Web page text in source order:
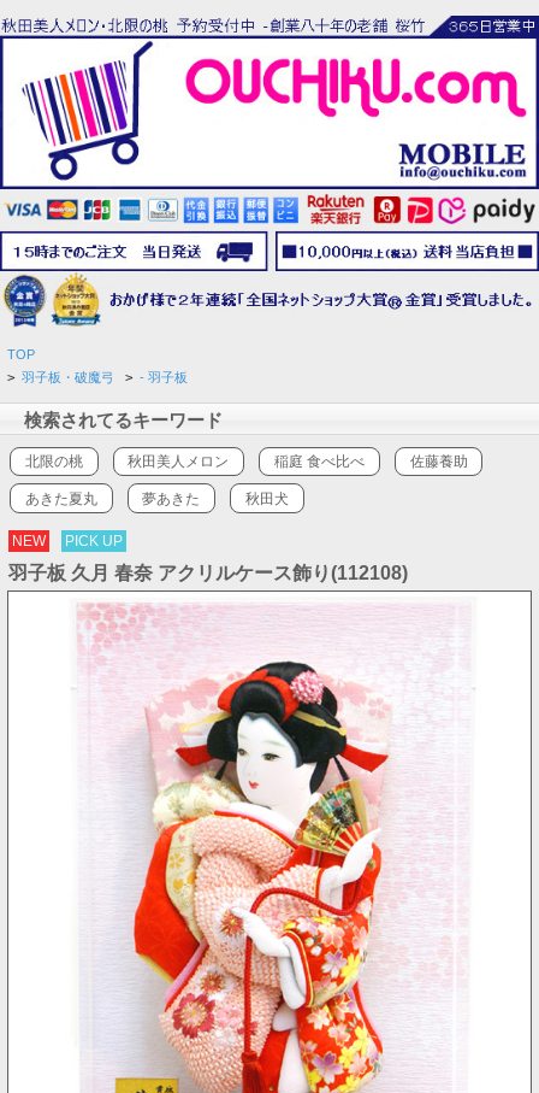
TOP
> 羽子板・破魔弓 > - 羽子板
検索されてるキーワード
北限の桃 秋田美人メロン 稲庭 食べ比べ 佐藤養助
あきた夏丸 夢あきた 秋田犬
NEW PICK UP
羽子板 久月 春奈 アクリルケース飾り(112108)